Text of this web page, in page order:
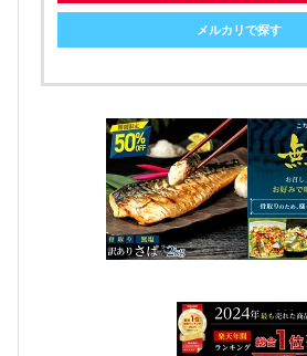
メルカリで探す